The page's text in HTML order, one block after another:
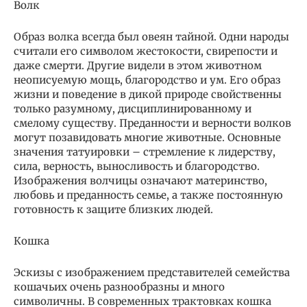
Волк
Образ волка всегда был овеян тайной. Одни народы
считали его символом жестокости, свирепости и
даже смерти. Другие видели в этом животном
неописуемую мощь, благородство и ум. Его образ
жизни и поведение в дикой природе свойственны
только разумному, дисциплинированному и
смелому существу. Преданности и верности волков
могут позавидовать многие животные. Основные
значения татуировки – стремление к лидерству,
сила, верность, выносливость и благородство.
Изображения волчицы означают материнство,
любовь и преданность семье, а также постоянную
готовность к защите близких людей.
Кошка
Эскизы с изображением представителей семейства
кошачьих очень разнообразны и много
символичны. В современных трактовках кошка